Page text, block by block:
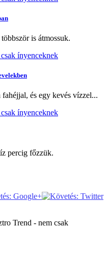
is átmossuk.
és egy kevés vízzel...
percig főzzük.
Trend - nem csak